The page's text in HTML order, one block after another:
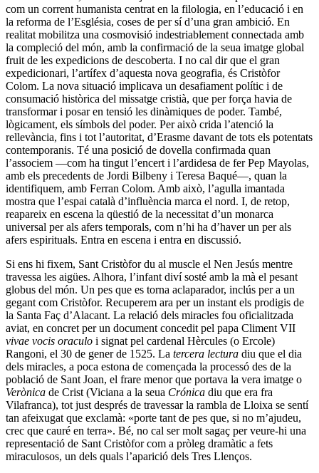
com un corrent humanista centrat en la filologia, en l’educació i en
la reforma de l’Església, coses de per sí d’una gran ambició. En
realitat mobilitza una cosmovisió indestriablement connectada amb
la compleció del món, amb la confirmació de la seua imatge global
fruit de les expedicions de descoberta. I no cal dir que el gran
expedicionari, l’artífex d’aquesta nova geografia, és Cristòfor
Colom. La nova situació implicava un desafiament polític i de
consumació històrica del missatge cristià, que per força havia de
transformar i posar en tensió les dinàmiques de poder. També,
lògicament, els símbols del poder. Per això crida l’atenció la
rellevància, fins i tot l’autoritat, d’Erasme davant de tots els potentats
contemporanis. Té una posició de dovella confirmada quan
l’associem —com ha tingut l’encert i l’ardidesa de fer Pep Mayolas,
amb els precedents de Jordi Bilbeny i Teresa Baqué—, quan la
identifiquem, amb Ferran Colom. Amb això, l’agulla imantada
mostra que l’espai català d’influència marca el nord. I, de retop,
reapareix en escena la qüestió de la necessitat d’un monarca
universal per als afers temporals, com n’hi ha d’haver un per als
afers espirituals. Entra en escena i entra en discussió.
Si ens hi fixem, Sant Cristòfor du al muscle el Nen Jesús mentre
travessa les aigües. Alhora, l’infant diví sosté amb la mà el pesant
globus del món. Un pes que es torna aclaparador, inclús per a un
gegant com Cristòfor. Recuperem ara per un instant els prodigis de
la Santa Faç d’Alacant. La relació dels miracles fou oficialitzada
aviat, en concret per un document concedit pel papa Climent VII
vivae vocis oraculo i signat pel cardenal Hèrcules (o Ercole)
Rangoni, el 30 de gener de 1525. La tercera lectura diu que el dia
dels miracles, a poca estona de començada la processó des de la
població de Sant Joan, el frare menor que portava la vera imatge o
Verònica de Crist (Viciana a la seua Crónica diu que era fra
Vilafranca), tot just després de travessar la rambla de Lloixa se sentí
tan afeixugat que exclamà: «porte tant de pes que, si no m’ajudeu,
crec que cauré en terra». Bé, no cal ser molt sagaç per veure-hi una
representació de Sant Cristòfor com a pròleg dramàtic a fets
miraculosos, un dels quals l’aparició dels Tres Llenços.